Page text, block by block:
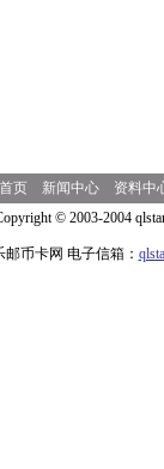
页 新闻中心
资料中
© 2003-2004
币卡网 电子信箱：